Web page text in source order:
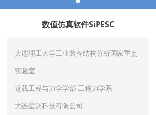
大连理工大学工业装备结构分析国家重点
实验室
运载工程与力学学部 工程力学系
大连星派科技有限公司
数值仿真软件SiPESC